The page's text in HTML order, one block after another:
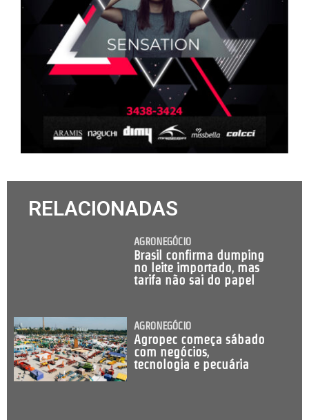
RELACIONADAS
AGRONEGÓCIO
Brasil confirma dumping
no leite importado, mas
tarifa não sai do papel
AGRONEGÓCIO
Agropec começa sábado
com negócios,
tecnologia e pecuária